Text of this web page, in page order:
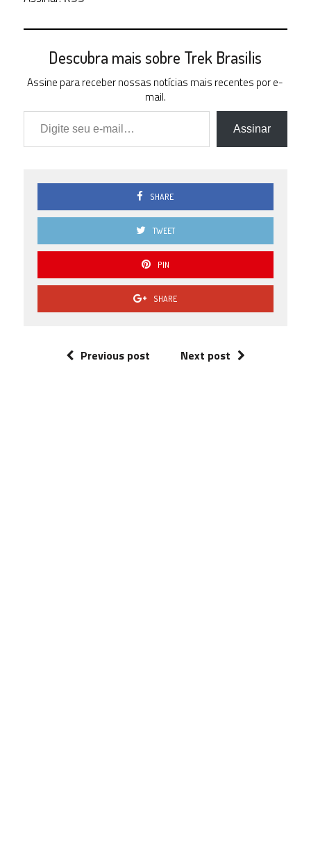
Descubra mais sobre Trek Brasilis
Assine para receber nossas notícias mais recentes por e-
mail.
Digite seu e-mail…
Assinar
SHARE
TWEET
PIN
SHARE
Previous post Next post